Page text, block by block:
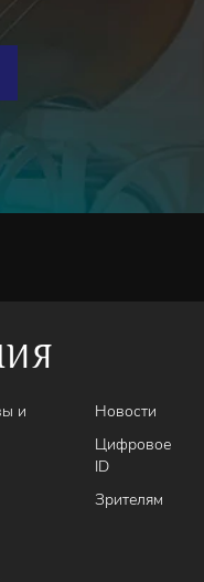
и
Новости
Цифровое
ID
Зрителям